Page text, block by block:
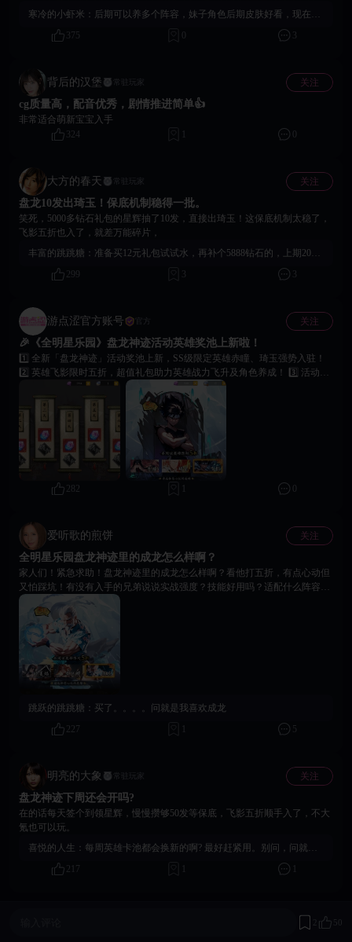
一热就锁定了。结果现在推图推不动了，才发现另外五折的强度这么猛，清
场能力一绝，悔得我肠子都青了！为啥要搞锁定不能改啊，官方能不能出个
解锁功能啊，我愿意花材料改啊！
寒冷的小虾米： 后期可以养多个阵容，妹子角色后期皮肤好看，现在留着收藏也不错啊
375
背后的汉堡 常驻玩家 关注
cg质量高，配音优秀，剧情推进简单👍
非常适合萌新宝宝入手
324
大方的春天 常驻玩家 关注
盘龙10发出琦玉！保底机制稳得一批。
笑死，5000多钻石礼包的星辉抽了10发，直接出琦玉！这保底机制太稳了，
飞影五折也入了，就差万能碎片，
丰富的跳跳糖： 准备买12元礼包试试水，再补个5888钻石的，上期20抽出的SS，这周有点衰了
299
游点涩官方账号 官方 关注
🎉《全明星乐园》盘龙神迹活动英雄奖池上新啦！
1️⃣ 全新「盘龙神迹」活动奖池上新，SS级限定英雄赤瞳、琦玉强势入驻！
2️⃣ 英雄飞影限时五折，超值礼包助力英雄战力飞升及角色养成！ 3️⃣ 活动期
间，七日签到送免费祈愿道具、海量钻石等你领取！ 4️⃣ 祈愿必返「龙魂水
晶」，可换取永恒神枪、兑换SS级色色英雄！ 5️⃣ 登录《全明星乐园》领取
限时专属福利，立即加入限时折扣！ ⏰ 活动时间：11月27日 - 12月3日，立
即加入，开启你的狂欢冒险！🔥
282 0
爱听歌的煎饼 关注
全明星乐园盘龙神迹里的成龙怎么样啊？
家人们！紧急求助！盘龙神迹里的成龙怎么样啊？看他打五折，有点心动但
又怕踩坑！有没有入手的兄弟说说实战强度？技能好用吗？适配什么阵容？
推图和竞技场能不能上场？五折看着挺香，但要是就怕没那么强，来个大佬
给点建议，值得冲吗？在线等，挺急的！快下线了。
跳跃的跳跳糖： 买了。。。。问就是我喜欢成龙
227
5
明亮的大象 常驻玩家 关注
盘龙神迹下周还会开吗?
在的话每天签个到领星辉，慢慢攒够50发等保底，飞影五折顺手入了，不大
氪也可以玩。
喜悦的人生： 每周英雄卡池都会换新的啊? 最好赶紧用。别问，问就是道具过期过。
217
50